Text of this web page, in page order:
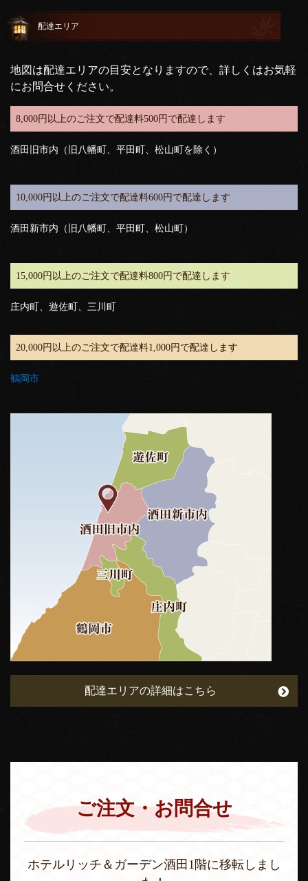
配達エリア
地図は配達エリアの目安となりますので、詳しくはお気軽
にお問合せください。
8,000円以上のご注文で配達料500円で配達します
酒田旧市内（旧八幡町、平田町、松山町を除く）
10,000円以上のご注文で配達料600円で配達します
酒田新市内（旧八幡町、平田町、松山町）
15,000円以上のご注文で配達料800円で配達します
庄内町、遊佐町、三川町
20,000円以上のご注文で配達料1,000円で配達します
鶴岡市
配達エリアの詳細はこちら
ご注文・お問合せ
ホテルリッチ＆ガーデン酒田1階に移転しまし